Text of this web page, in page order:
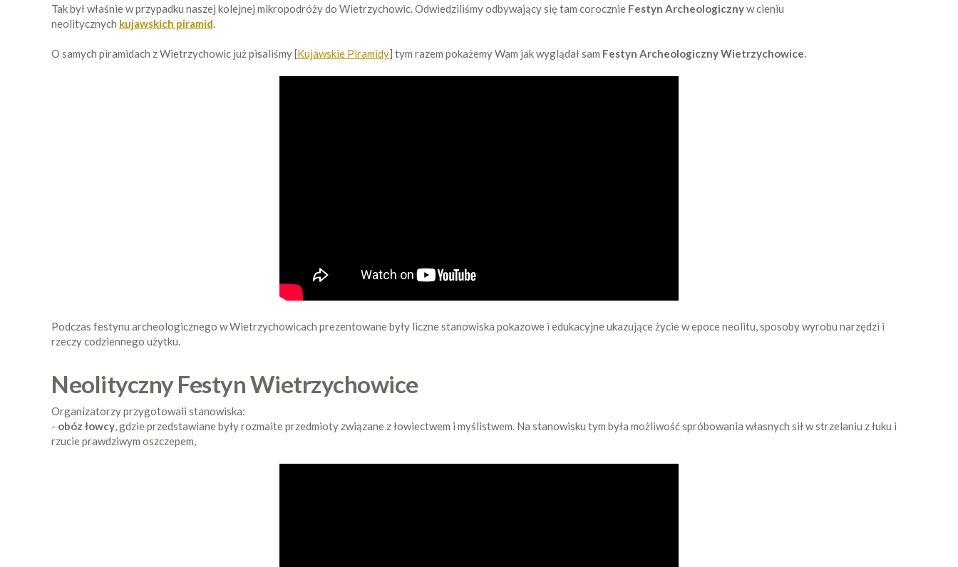
Tak był właśnie w przypadku naszej kolejnej mikropodróży do Wietrzychowic. Odwiedziliśmy odbywający się tam corocznie Festyn Archeologicznyw cieniu
neolitycznych kujawskich piramid.
O samych piramidach z Wietrzychowic już pisaliśmy [Kujawskie Piramidy] tym razem pokażemy Wam jak wyglądał sam Festyn Archeologiczny Wietrzychowice.
Podczas festynu archeologicznego w Wietrzychowicach prezentowane były liczne stanowiska pokazowe i edukacyjne ukazujące życie w epoce neolitu, sposoby wyrobu narzędzi i
rzeczy codziennego użytku.
Neolityczny Festyn Wietrzychowice
Organizatorzy przygotowali stanowiska:
- obóz łowcy, gdzie przedstawiane były rozmaite przedmioty związane z łowiectwem i myślistwem. Na stanowisku tym była możliwość spróbowania własnych sił w strzelaniu z łuku i
rzucie prawdziwym oszczepem,